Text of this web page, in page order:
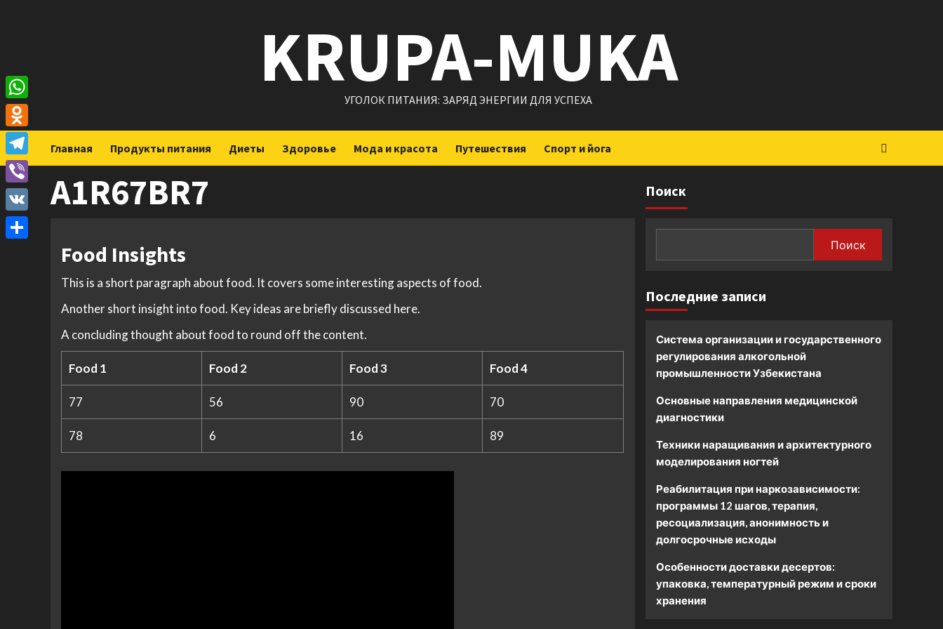
KRUPA-MUKA
УГОЛОК ПИТАНИЯ: ЗАРЯД ЭНЕРГИИ ДЛЯ УСПЕХА
Главная Продукты питания Диеты Здоровье Мода и красота Путешествия Спорт и йога
A1R67BR7
Food Insights
This is a short paragraph about food. It covers some interesting aspects of food.
Another short insight into food. Key ideas are briefly discussed here.
A concluding thought about food to round off the content.
Food 1 Food 2 Food 3 Food 4
77 56 90 70
78 6 16 89
Поиск
Поиск
Последние записи
Система организации и государственного
регулирования алкогольной
промышленности Узбекистана
Основные направления медицинской
диагностики
Техники наращивания и архитектурного
моделирования ногтей
Реабилитация при наркозависимости:
программы 12 шагов, терапия,
ресоциализация, анонимность и
долгосрочные исходы
Особенности доставки десертов:
упаковка, температурный режим и сроки
хранения
WhatsApp
Odnoklassniki
Telegram
Viber
VK
Отправить